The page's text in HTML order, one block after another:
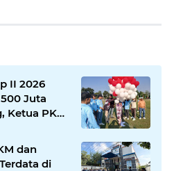
II 2026
Juta
Ketua PKDI
Ajang
untuk
dan
di